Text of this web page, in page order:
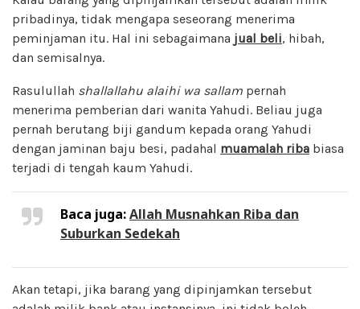
pribadinya, tidak mengapa seseorang menerima
peminjaman itu. Hal ini sebagaimana jual beli, hibah,
dan semisalnya.
Rasulullah shallallahu alaihi wa sallam pernah
menerima pemberian dari wanita Yahudi. Beliau juga
pernah berutang biji gandum kepada orang Yahudi
dengan jaminan baju besi, padahal muamalah riba biasa
terjadi di tengah kaum Yahudi.
Baca juga:Allah Musnahkan Riba dan
Suburkan Sedekah
Akan tetapi, jika barang yang dipinjamkan tersebut